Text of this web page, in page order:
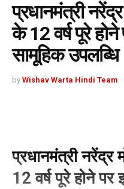
प्रधानमंत्री
के 12 वर्ष पूरे होने
सामूहिक उपलब्धि
by Wishav Warta Hindi Team
प्रधानमंत्री नरेंद्र
12 वर्ष पूरे होने पर